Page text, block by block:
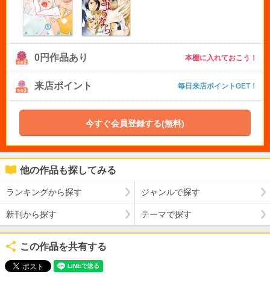
0円作品あり 本棚に入れておこう！
来店ポイント 毎日来店ポイントGET！
今すぐ会員登録する(無料)
他の作品も探してみる
ランキングから探す ジャンルで探す
新刊から探す テーマで探す
この作品を共有する